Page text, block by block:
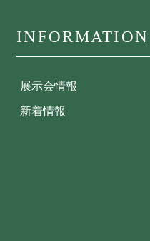
INFORMATION
展示会情報
新着情報